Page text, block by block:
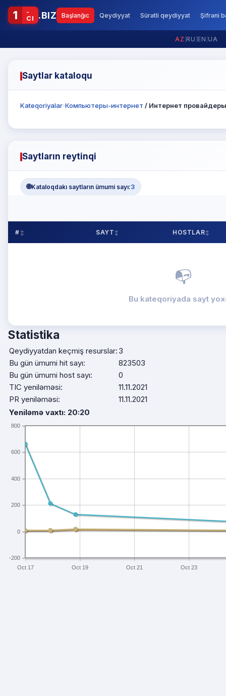
1
-
CI
.BIZ Başlanğıc Qeydiyyat Sürətli qeydiyyat Şifrəni
AZ RU EN UA
Saytlar kataloqu
Kateqoriyalar›Компьютеры-интернет / Интернет провайдеры
Saytların reytinqi
🌐Kataloqdakı saytların ümumi sayı:3
# SAYT HOSTLAR
📭
Bu kateqoriyada sayt
Statistika
Qeydiyyatdan keçmiş resurslar:
Bu gün ümumi hit sayı:
Bu gün ümumi host sayı:
TIC yeniləməsi:
PR yeniləməsi:
3
823503
0
11.11.2021
11.11.2021
Yeniləmə vaxtı: 20:20
Oct 17 Oct 19 Oct 21 Oct 23
-200
0
200
400
600
800